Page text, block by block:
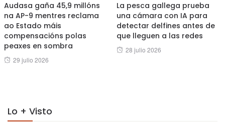
Audasa gaña 45,9 millóns
na AP-9 mentres reclama
ao Estado máis
compensacións polas
peaxes en sombra
Posted
29 julio 2026
La pesca gallega prueba
una cámara con IA para
detectar delfines antes de
que lleguen a las redes
Posted
28 julio 2026
Lo + Visto